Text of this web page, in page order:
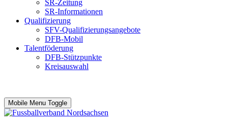
SR-Zeitung
SR-Informationen
Qualifizierung
SFV-Qualifizierungsangebote
DFB-Mobil
Talentföderung
DFB-Stützpunkte
Kreisauswahl
Mobile Menu Toggle